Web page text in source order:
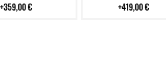
359,00 € 419,00 €